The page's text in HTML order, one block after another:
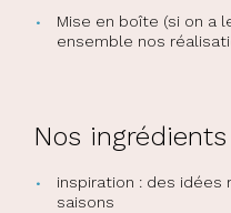
Mise en boîte (si on a
ensemble nos
Nos
inspiration : des
saisons